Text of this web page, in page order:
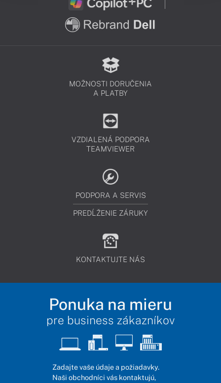
MOŽNOSTI DORUČENIA
A PLATBY
VZDIALENÁ PODPORA
TEAMVIEWER
PODPORA A SERVIS
PREDĹŽENIE ZÁRUKY
KONTAKTUJTE NÁS
Ponuka na mieru
pre business zákazníkov
Zadajte vaše údaje a požiadavky.
Naši obchodníci vás kontaktujú,